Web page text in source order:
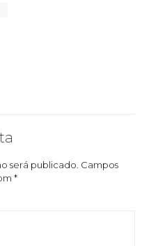
será publicado. Campos
*